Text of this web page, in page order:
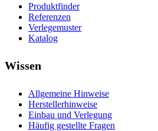
Produktfinder
Referenzen
Verlegemuster
Katalog
Wissen
Allgemeine Hinweise
Herstellerhinweise
Einbau und Verlegung
Häufig gestellte Fragen